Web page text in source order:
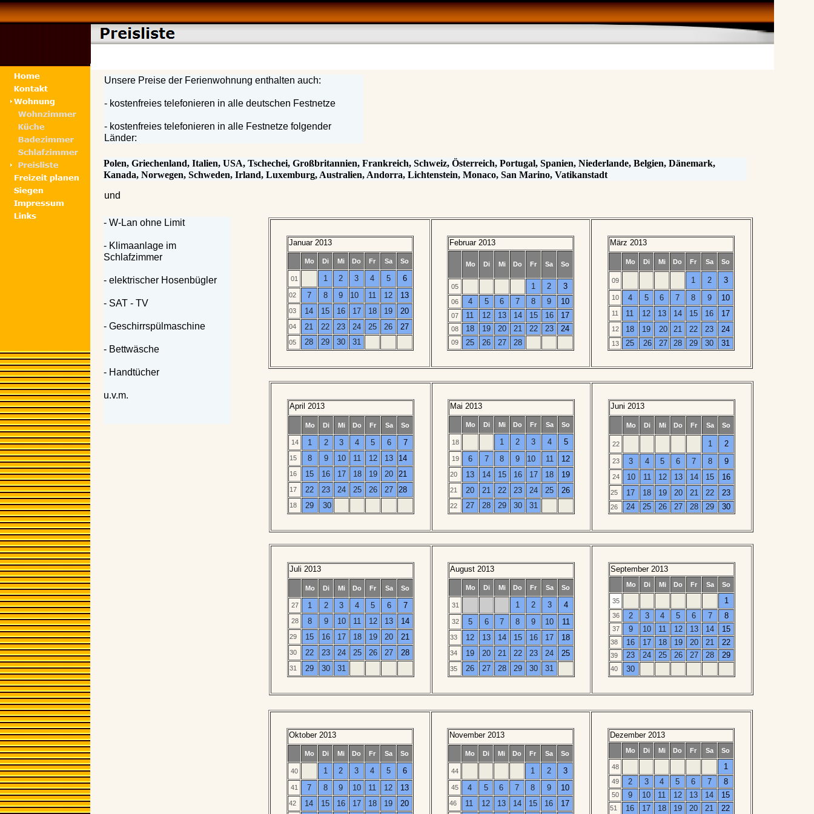
Unsere Preise der Ferienwohnung enthalten auch:
- kostenfreies telefonieren in alle deutschen Festnetze
- kostenfreies telefonieren in alle Festnetze folgender
Länder:
Polen, Griechenland, Italien, USA, Tschechei, Großbritannien, Frankreich, Schweiz, Österreich, Portugal, Spanien, Niederlande, Belgien, Dänemark,
Kanada, Norwegen, Schweden, Irland, Luxemburg, Australien, Andorra, Lichtenstein, Monaco, San Marino, Vatikanstadt
und
- W-Lan ohne Limit
- Klimaanlage im
Schlafzimmer
- elektrischer Hosenbügler
- SAT - TV
- Geschirrspülmaschine
- Bettwäsche
- Handtücher
u.v.m.
Januar 2013
Mo Di Mi Do Fr Sa So
01 1 2 3 4 5 6
02 7 8 9 10 11 12 13
03 14 15 16 17 18 19 20
04 21 22 23 24 25 26 27
05 28 29 30 31
Februar 2013
Mo Di Mi Do Fr Sa So
05 1 2 3
06 4 5 6 7 8 9 10
07 11 12 13 14 15 16 17
08 18 19 20 21 22 23 24
09 25 26 27 28
März 2013
Mo Di Mi Do Fr Sa So
09 1 2 3
10 4 5 6 7 8 9 10
11 11 12 13 14 15 16 17
12 18 19 20 21 22 23 24
13 25 26 27 28 29 30 31
April 2013
Mo Di Mi Do Fr Sa So
14 1 2 3 4 5 6 7
15 8 9 10 11 12 13 14
16 15 16 17 18 19 20 21
17 22 23 24 25 26 27 28
18 29 30
Mai 2013
Mo Di Mi Do Fr Sa So
18 1 2 3 4 5
19 6 7 8 9 10 11 12
20 13 14 15 16 17 18 19
21 20 21 22 23 24 25 26
22 27 28 29 30 31
Juni 2013
Mo Di Mi Do Fr Sa So
22 1 2
23 3 4 5 6 7 8 9
24 10 11 12 13 14 15 16
25 17 18 19 20 21 22 23
26 24 25 26 27 28 29 30
Juli 2013
Mo Di Mi Do Fr Sa So
27 1 2 3 4 5 6 7
28 8 9 10 11 12 13 14
29 15 16 17 18 19 20 21
30 22 23 24 25 26 27 28
31 29 30 31
August 2013
Mo Di Mi Do Fr Sa So
31 1 2 3 4
32 5 6 7 8 9 10 11
33 12 13 14 15 16 17 18
34 19 20 21 22 23 24 25
35 26 27 28 29 30 31
September 2013
Mo Di Mi Do Fr Sa So
35 1
36 2 3 4 5 6 7 8
37 9 10 11 12 13 14 15
38 16 17 18 19 20 21 22
39 23 24 25 26 27 28 29
40 30
Oktober 2013
Mo Di Mi Do Fr Sa So
40 1 2 3 4 5 6
41 7 8 9 10 11 12 13
42 14 15 16 17 18 19 20
November 2013
Mo Di Mi Do Fr Sa So
44 1 2 3
45 4 5 6 7 8 9 10
46 11 12 13 14 15 16 17
Dezember 2013
Mo Di Mi Do Fr Sa So
48 1
49 2 3 4 5 6 7 8
50 9 10 11 12 13 14 15
51 16 17 18 19 20 21 22